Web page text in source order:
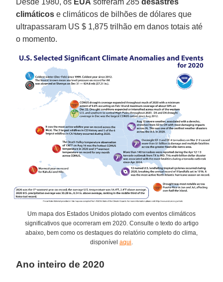
Desde 1980, os EUA sofreram 285desastres
climáticos e climáticos de bilhões de dólares que
ultrapassaram US $ 1,875 trilhão em danos totais até
o momento.
Um mapa dos Estados Unidos plotado com eventos climáticos
significativos que ocorreram em 2020. Consulte o texto do artigo
abaixo, bem como os destaques do relatório completo do clima,
disponível aqui.
Ano inteiro de 2020